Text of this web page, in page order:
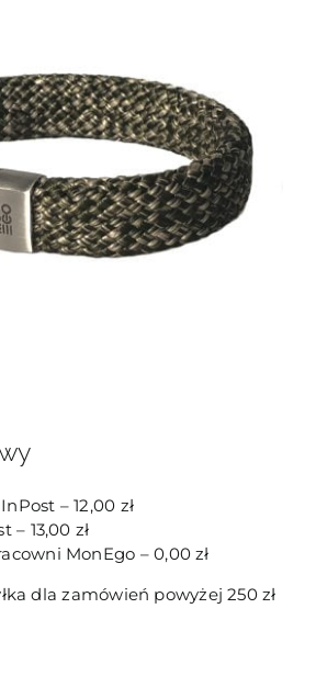
– 12,00 zł
– 13,00 zł
MonEgo – 0,00 zł
dla zamówień powyżej 250 zł